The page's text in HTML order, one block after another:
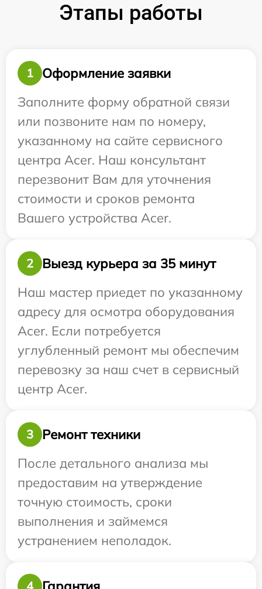
Этапы работы
1
Оформление заявки
Заполните форму обратной связи
или позвоните нам по номеру,
указанному на сайте сервисного
центра Acer. Наш консультант
перезвонит Вам для уточнения
стоимости и сроков ремонта
Вашего устройства Acer.
2
Выезд курьера за 35 минут
Наш мастер приедет по указанному
адресу для осмотра оборудования
Acer. Если потребуется
углубленный ремонт мы обеспечим
перевозку за наш счет в сервисный
центр Acer.
3
Ремонт техники
После детального анализа мы
предоставим на утверждение
точную стоимость, сроки
выполнения и займемся
устранением неполадок.
4